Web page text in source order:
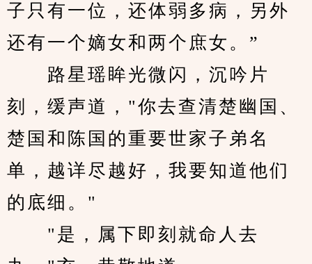
子只有一位，还体弱多病，另外
还有一个嫡女和两个庶女。”
路星瑶眸光微闪，沉吟片
刻，缓声道，"你去查清楚幽国、
楚国和陈国的重要世家子弟名
单，越详尽越好，我要知道他们
的底细。"
"是，属下即刻就命人去